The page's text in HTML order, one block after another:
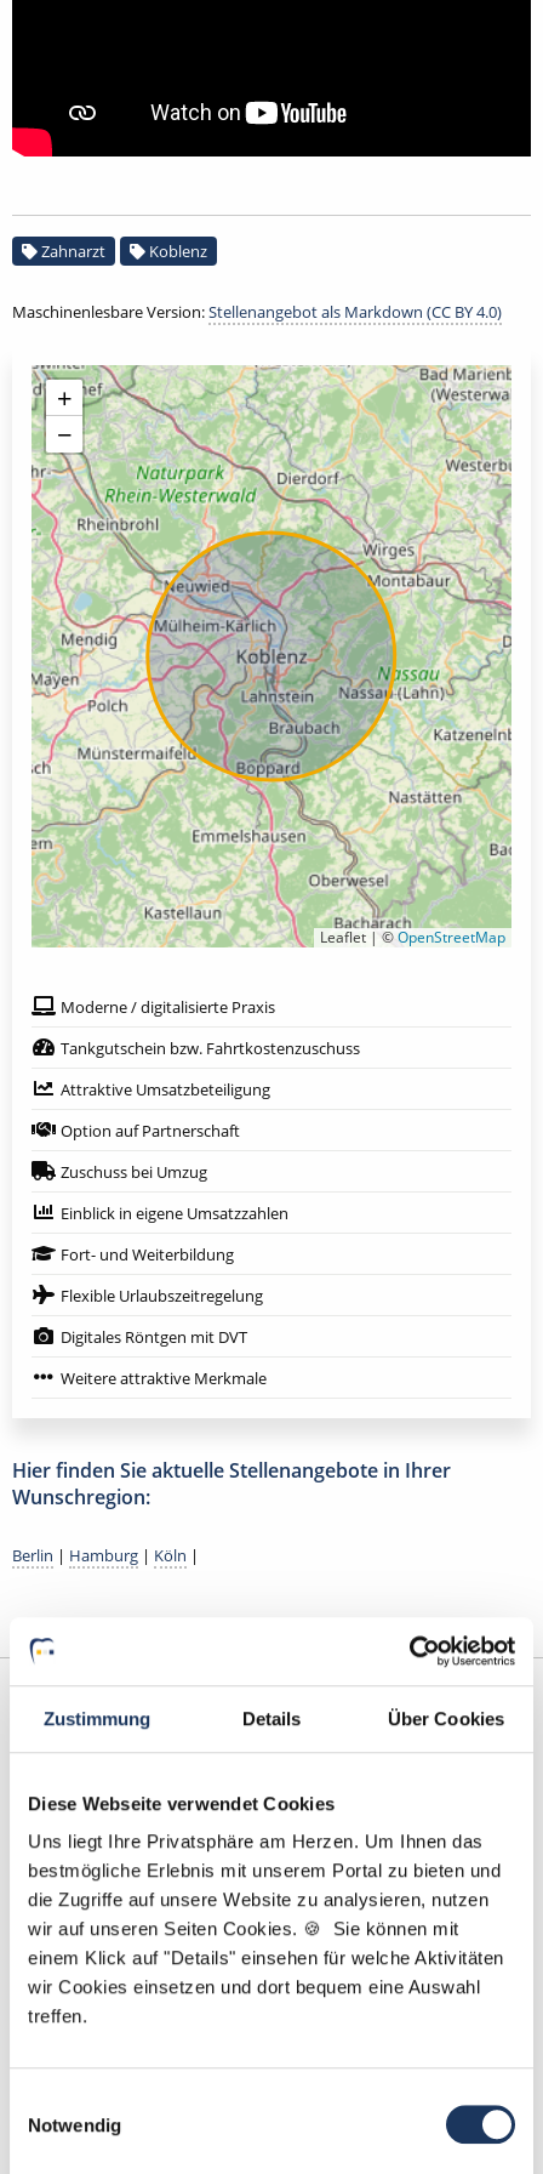
Zustimmung Details Über Cookies
Diese Webseite verwendet Cookies
Uns liegt Ihre Privatsphäre am Herzen. Um Ihnen das
bestmögliche Erlebnis mit unserem Portal zu bieten und
die Zugriffe auf unsere Website zu analysieren, nutzen
wir auf unseren Seiten Cookies. 🍪 Sie können mit
einem Klick auf "Details" einsehen für welche Aktivitäten
wir Cookies einsetzen und dort bequem eine Auswahl
treffen.
Notwendig
Zahnarzt Koblenz
Maschinenlesbare Version:Stellenangebot als Markdown (CC BY 4.0)
+
−
Leaflet | ©OpenStreetMap
Moderne / digitalisierte Praxis
Tankgutschein bzw. Fahrtkostenzuschuss
Attraktive Umsatzbeteiligung
Option auf Partnerschaft
Zuschuss bei Umzug
Einblick in eigene Umsatzzahlen
Fort- und Weiterbildung
Flexible Urlaubszeitregelung
Digitales Röntgen mit DVT
Weitere attraktive Merkmale
Hier finden Sie aktuelle Stellenangebote in Ihrer
Wunschregion:
Berlin | Hamburg | Köln |
Sarah Grützmacher
Ansprechpartnerin
Gerne helfe ich Ihnen dabei, eine neue Stelle in
einer Zahnarztpraxis zu finden. Kontaktieren Sie
mich gerne, wenn Sie Fragen zu unserem Service